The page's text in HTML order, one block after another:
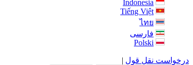
Indonesia
Tiếng Việt
ไทย
فارسی
Polski
درخواست نقل قول |